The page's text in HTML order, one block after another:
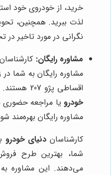
لذت ببرید. همچنین،
نگرانی در مورد تاخیر
مشاوره رایگان:
مشاوره رایگان به شما
اقساطی پژو 207 هستند. شما می‌توانید با تماس با
خودرو یا مراجعه
مشاوره رایگان بهره‌مند
کارشناسان دنیای خودرو
شما، بهترین طرح
می‌دهند. این مشاوره